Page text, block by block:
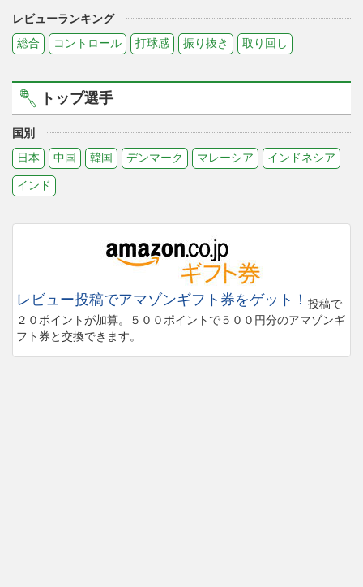
レビューランキング
総合
コントロール 打球感 振り抜き 取り回し
トップ選手
国別
日本
中国 韓国 デンマーク マレーシア インドネシア
インド
レビュー投稿でアマゾンギフト券をゲット！ 投稿で
２０ポイントが加算。５００ポイントで５００円分のアマゾンギ
フト券と交換できます。